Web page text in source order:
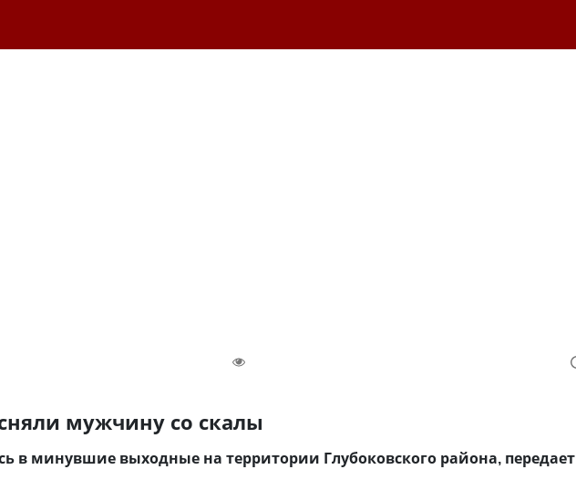
мужчину со скалы
в минувшие выходные на территории Глубоковского района, передает